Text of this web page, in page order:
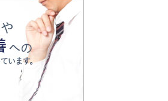
ベストセラー1位 宇宙
た18年の物語に幕 特装
ンガ」も収録
台に、孤独を抱えた
す連作短篇集『海のほ
み
Book Bang